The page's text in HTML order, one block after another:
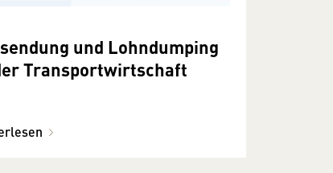
und Lohndumping
Transportwirtschaft